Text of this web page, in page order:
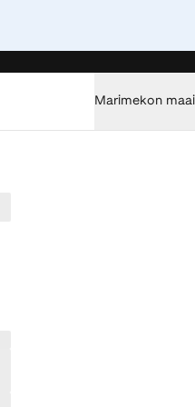
Marimekon